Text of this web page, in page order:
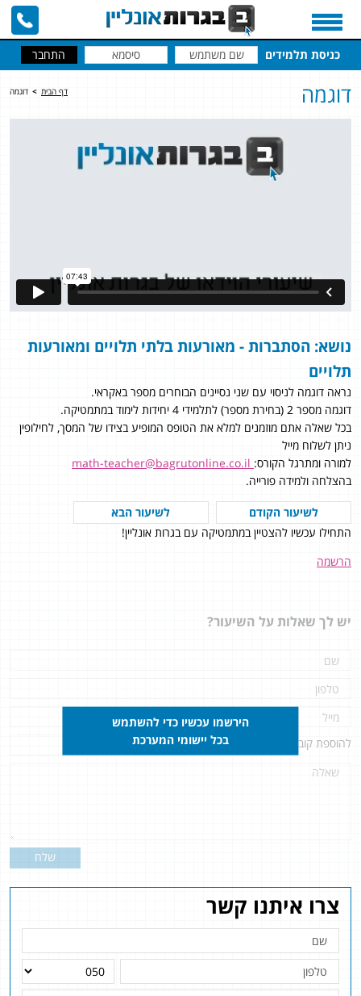
כניסת תלמידים
צרו איתנו קשר
דף הבית > דוגמה דוגמה
נושא: הסתברות - מאורעות בלתי תלויים ומאורעות
תלויים
נראה דוגמה לניסוי עם שני נסיינים הבוחרים מספר באקראי.
דוגמה מספר 2 (בחירת מספר) לתלמידי 4 יחידות לימוד במתמטיקה.
בכל שאלה אתם מוזמנים למלא את הטופס המופיע בצידו של המסך, לחילופין
ניתן לשלוח מייל
למורה ומתרגל הקורס:
בהצלחה ולמידה פורייה.
לשיעור הקודם
לשיעור הבא
התחילו עכשיו להצטיין במתמטיקה עם בגרות אונליין!
הרשמה
יש לך שאלות על השיעור?
להוספת קובץ
שלח
הירשמו עכשיו כדי להשתמש
בכל יישומי המערכת